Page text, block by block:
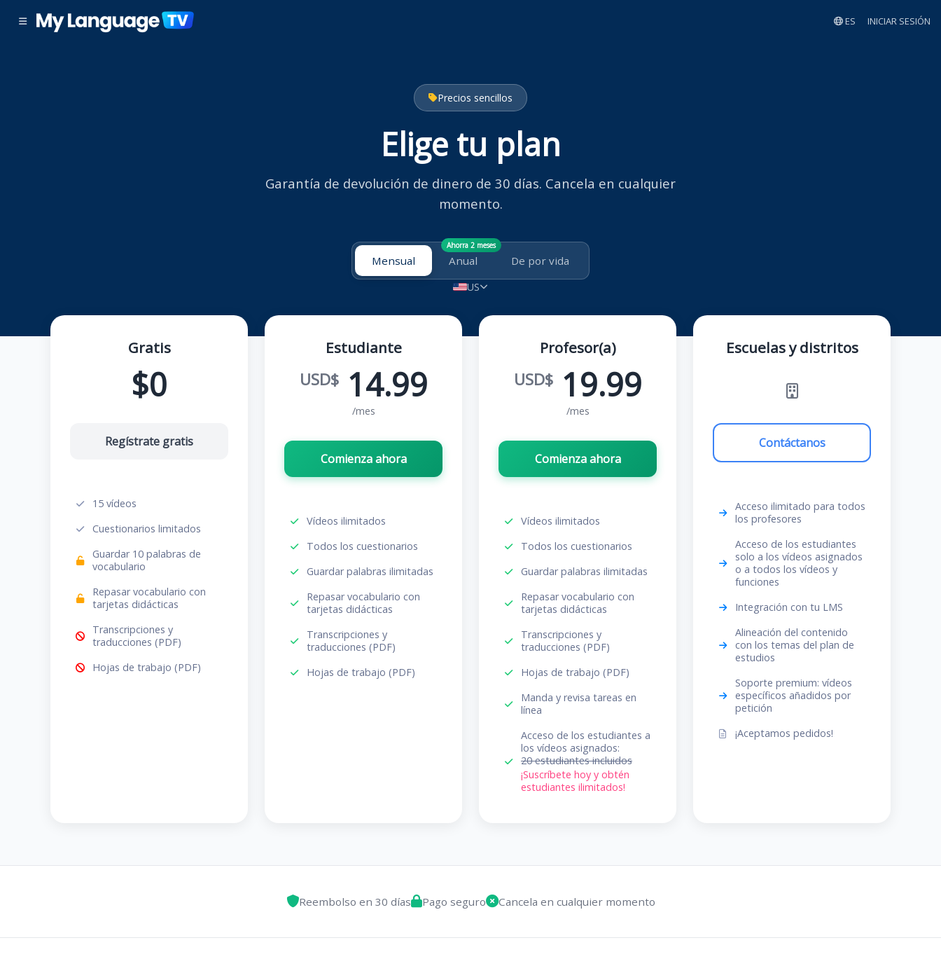
ES INICIAR SESIÓN
Precios sencillos
Elige tu plan
Garantía de devolución de dinero de 30 días. Cancela en cualquier
momento.
Mensual Anual
Ahorra 2 meses
De por vida
US
Gratis
$0
Regístrate gratis
15 vídeos
Cuestionarios limitados
Guardar 10 palabras de
vocabulario
Repasar vocabulario con
tarjetas didácticas
Transcripciones y
traducciones (PDF)
Hojas de trabajo (PDF)
Estudiante
USD$ 14.99
/mes
Comienza ahora
Vídeos ilimitados
Todos los cuestionarios
Guardar palabras ilimitadas
Repasar vocabulario con
tarjetas didácticas
Transcripciones y
traducciones (PDF)
Hojas de trabajo (PDF)
Profesor(a)
USD$ 19.99
/mes
Comienza ahora
Vídeos ilimitados
Todos los cuestionarios
Guardar palabras ilimitadas
Repasar vocabulario con
tarjetas didácticas
Transcripciones y
traducciones (PDF)
Hojas de trabajo (PDF)
Manda y revisa tareas en
línea
Acceso de los estudiantes a
los vídeos asignados:
20 estudiantes incluidos
¡Suscríbete hoy y obtén
estudiantes ilimitados!
Escuelas y distritos
Contáctanos
Acceso ilimitado para todos
los profesores
Acceso de los estudiantes
solo a los vídeos asignados
o a todos los vídeos y
funciones
Integración con tu LMS
Alineación del contenido
con los temas del plan de
estudios
Soporte premium: vídeos
específicos añadidos por
petición
¡Aceptamos pedidos!
Reembolso en 30 días Pago seguro Cancela en cualquier momento